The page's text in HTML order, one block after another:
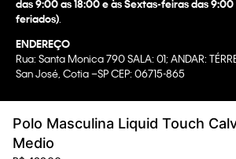
Polo Masculina Liquid Touch
Medio
das 9:00 as 18:00 e às Sextas-feiras das 9:00
feriados)
ENDEREÇO
Rua: Santa Monica 790 SALA: 01; ANDAR:
San José, Cotia –SP CEP: 06715-865
WBR INDUSTRIA E COMERCIO DE VESTUARIO
CNPJ 07.296.319/0058-90